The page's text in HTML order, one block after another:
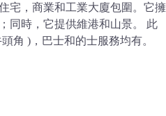
宅，商業和工業大廈包圍。它擁
同時，它提供維港和山景。 此
角 )，巴士和的士服務均有。